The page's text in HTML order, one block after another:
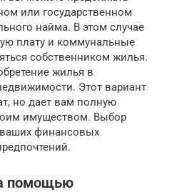
или государственном
найма. В этом случае
плату и коммунальные
собственником жилья.
жилья в
Этот вариант
но дает вам полную
имуществом. Выбор
ваших финансовых
помощью